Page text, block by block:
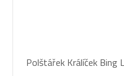
Polštářek Králíček Bing